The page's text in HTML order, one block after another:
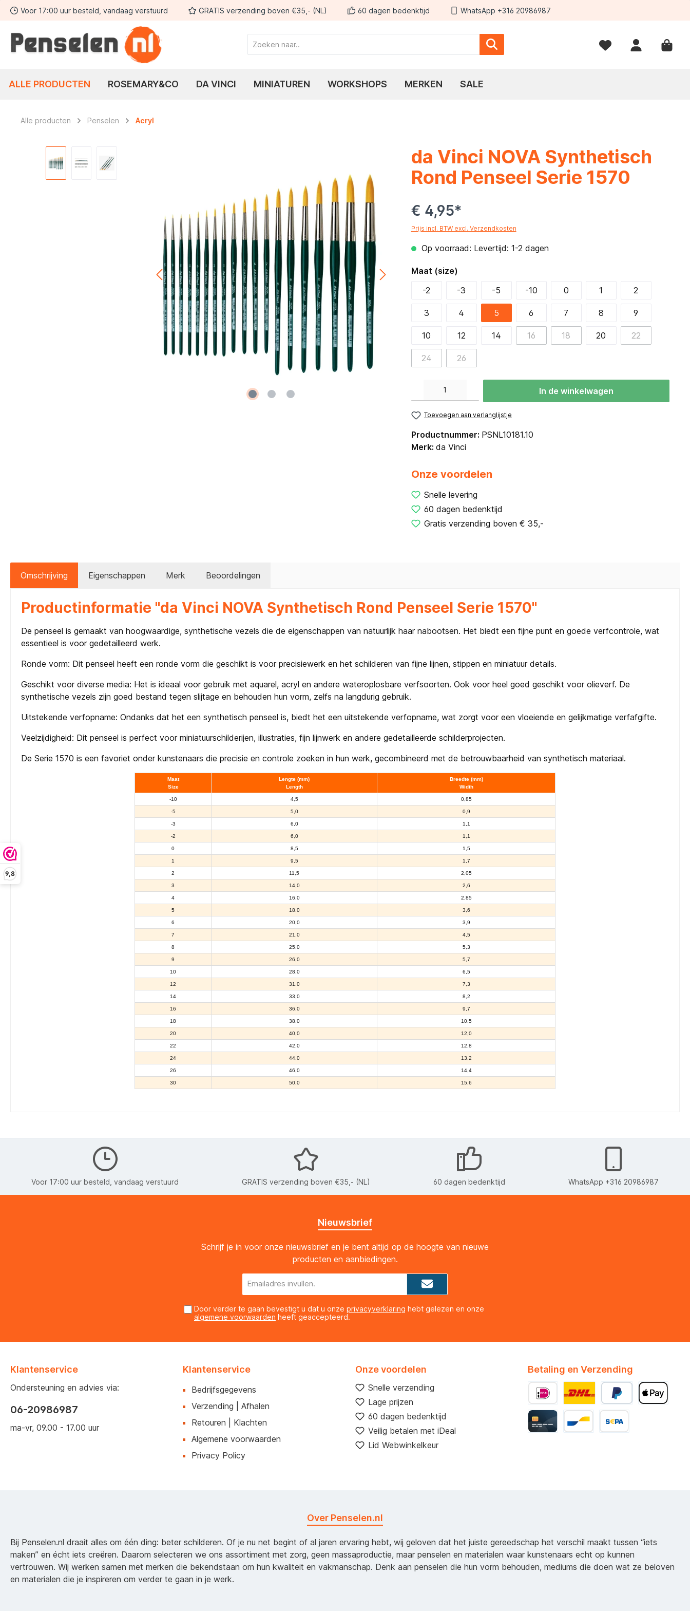
9,8
Ga naar de hoofdnavigatie
Voor 17:00 uur besteld, vandaag verstuurd GRATIS verzending boven €35,- (NL) 60 dagen bedenktijd WhatsApp +316 20986987
ALLE PRODUCTEN ROSEMARY&CO DA VINCI MINIATUREN WORKSHOPS MERKEN SALE
Alle producten Penselen Acryl
da Vinci NOVA Synthetisch
Rond Penseel Serie 1570
€ 4,95*
Prijs incl. BTW excl. Verzendkosten
Op voorraad: Levertijd: 1-2 dagen
Maat (size)
-2
-3 -5 -10 0 1 2
3 4 5 6 7 8 9
10 12 14 16 18 20 22
24 26
In de winkelwagen
Toevoegen aan verlanglijstje
Productnummer: PSNL10181.10
Merk: da Vinci
Onze voordelen
Snelle levering
60 dagen bedenktijd
Gratis verzending boven € 35,-
Omschrijving Eigenschappen Merk Beoordelingen
Productinformatie "da Vinci NOVA Synthetisch Rond Penseel Serie 1570"
De penseel is gemaakt van hoogwaardige, synthetische vezels die de eigenschappen van natuurlijk haar nabootsen. Het biedt een fijne punt en goede verfcontrole, wat
essentieel is voor gedetailleerd werk.
Ronde vorm: Dit penseel heeft een ronde vorm die geschikt is voor precisiewerk en het schilderen van fijne lijnen, stippen en miniatuur details.
Geschikt voor diverse media: Het is ideaal voor gebruik met aquarel, acryl en andere wateroplosbare verfsoorten. Ook voor heel goed geschikt voor olieverf. De
synthetische vezels zijn goed bestand tegen slijtage en behouden hun vorm, zelfs na langdurig gebruik.
Uitstekende verfopname: Ondanks dat het een synthetisch penseel is, biedt het een uitstekende verfopname, wat zorgt voor een vloeiende en gelijkmatige verfafgifte.
Veelzijdigheid: Dit penseel is perfect voor miniatuurschilderijen, illustraties, fijn lijnwerk en andere gedetailleerde schilderprojecten.
De Serie 1570 is een favoriet onder kunstenaars die precisie en controle zoeken in hun werk, gecombineerd met de betrouwbaarheid van synthetisch materiaal.
Maat
Size
Lengte (mm)
Length
Breedte (mm)
Width
-10 4,5 0,85
-5 5,0 0,9
-3 6,0 1,1
-2 6,0 1,1
0 8,5 1,5
1 9,5 1,7
2 11,5 2,05
3 14,0 2,6
4 16,0 2,85
5 18,0 3,6
6 20,0 3,9
7 21,0 4,5
8 25,0 5,3
9 26,0 5,7
10 28,0 6,5
12 31,0 7,3
14 33,0 8,2
16 36,0 9,7
18 38,0 10,5
20 40,0 12,0
22 42,0 12,8
24 44,0 13,2
26 46,0 14,4
30 50,0 15,6
Voor 17:00 uur besteld, vandaag verstuurd GRATIS verzending boven €35,- (NL) 60 dagen bedenktijd WhatsApp +316 20986987
Nieuwsbrief
Schrijf je in voor onze nieuwsbrief en je bent altijd op de hoogte van nieuwe
producten en aanbiedingen.
Door verder te gaan bevestigt u dat u onze privacyverklaring hebt gelezen en onze
algemene voorwaarden heeft geaccepteerd.
Klantenservice
Ondersteuning en advies via:
06-20986987
ma-vr, 09.00 - 17.00 uur
Klantenservice
Bedrijfsgegevens
Verzending | Afhalen
Retouren | Klachten
Algemene voorwaarden
Privacy Policy
Onze voordelen
Snelle verzending
Lage prijzen
60 dagen bedenktijd
Veilig betalen met iDeal
Lid Webwinkelkeur
Betaling en Verzending
Over Penselen.nl
Bij Penselen.nl draait alles om één ding: beter schilderen. Of je nu net begint of al jaren ervaring hebt, wij geloven dat het juiste gereedschap het verschil maakt tussen “iets
maken” en écht iets creëren. Daarom selecteren we ons assortiment met zorg, geen massaproductie, maar penselen en materialen waar kunstenaars echt op kunnen
vertrouwen. Wij werken samen met merken die bekendstaan om hun kwaliteit en vakmanschap. Denk aan penselen die hun vorm behouden, mediums die doen wat ze beloven
en materialen die je inspireren om verder te gaan in je werk.